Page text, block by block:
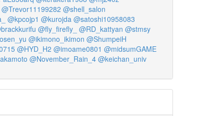
@Trevor11199282 @shell_salon
@kpcojp1 @kurojda @satoshi10958083
@fly_firefly_ @RD_kattyan @stmsy
@ikimono_ikimon @ShumpeiH
@HYD_H2 @imoame0801 @midsumGAME
@November_Rain_4 @keichan_univ